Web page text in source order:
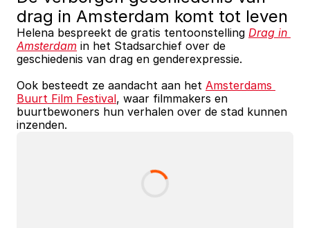
drag in Amsterdam komt tot leven
Helena bespreekt de gratis tentoonstelling Drag in
Amsterdam in het Stadsarchief over de
geschiedenis van drag en genderexpressie.
Ook besteedt ze aandacht aan het Amsterdams
Buurt Film Festival, waar filmmakers en
buurtbewoners hun verhalen over de stad kunnen
inzenden.